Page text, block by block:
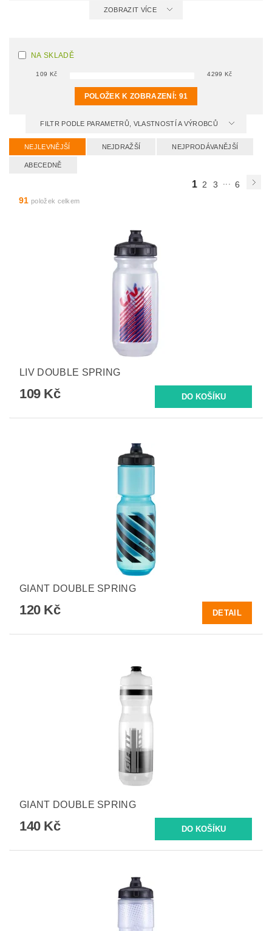
ZOBRAZIT VÍCE
NA SKLADĚ
109 Kč 4299 Kč
POLOŽEK K ZOBRAZENÍ: 91
FILTR PODLE PARAMETRŮ, VLASTNOSTÍ A VÝROBCŮ
NEJLEVNĚJŠÍ NEJDRAŽŠÍ NEJPRODÁVANĚJŠÍ
ABECEDNĚ
1 2 3 ... 6
91 položek celkem
LIV DOUBLE SPRING
109 Kč
GIANT DOUBLE SPRING
120 Kč DETAIL
GIANT DOUBLE SPRING
140 Kč